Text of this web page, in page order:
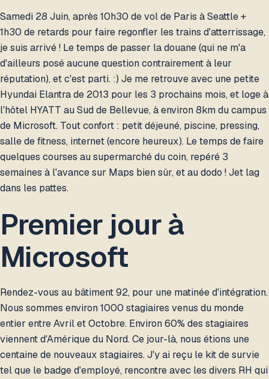
Samedi 28 Juin, après 10h30 de vol de Paris à Seattle +
1h30 de retards pour faire regonfler les trains d'atterrissage,
je suis arrivé ! Le temps de passer la douane (qui ne m'a
d'ailleurs posé aucune question contrairement à leur
réputation), et c'est parti. :) Je me retrouve avec une petite
Hyundai Elantra de 2013 pour les 3 prochains mois, et loge à
l'hôtel HYATT au Sud de Bellevue, à environ 8km du campus
de Microsoft. Tout confort : petit déjeuné, piscine, pressing,
salle de fitness, internet (encore heureux). Le temps de faire
quelques courses au supermarché du coin, repéré 3
semaines à l'avance sur Maps bien sûr, et au dodo ! Jet lag
dans les pattes.
Premier jour à
Microsoft
Rendez-vous au bâtiment 92, pour une matinée d'intégration.
Nous sommes environ 1000 stagiaires venus du monde
entier entre Avril et Octobre. Environ 60% des stagiaires
viennent d'Amérique du Nord. Ce jour-là, nous étions une
centaine de nouveaux stagiaires. J'y ai reçu le kit de survie
tel que le badge d'employé, rencontre avec les divers RH qui